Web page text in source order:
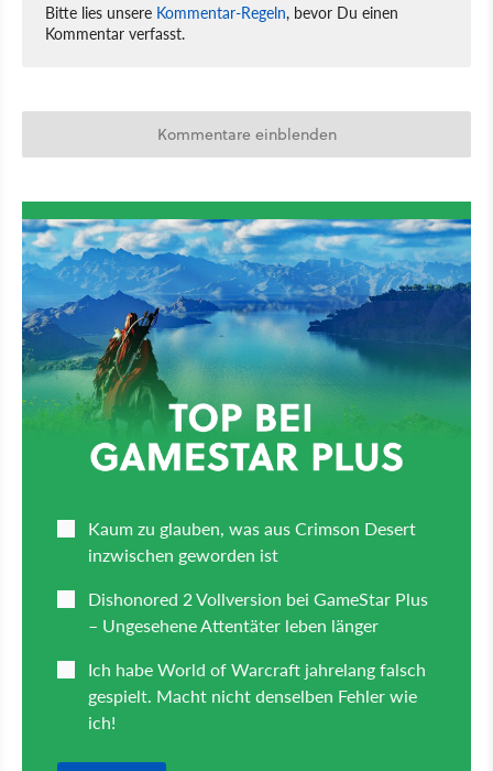
Bitte lies unsere Kommentar-Regeln, bevor Du einen
Kommentar verfasst.
Kommentare einblenden